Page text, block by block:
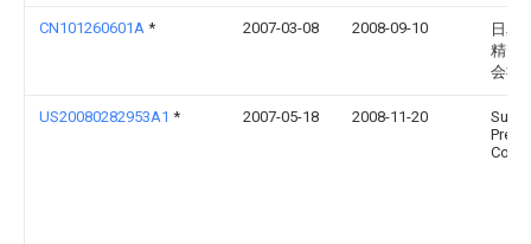
CN101260601A * 2007-03-08 2008-09-10
日星
精密
会社
US20080282953A1 * 2007-05-18 2008-11-20
Co.,